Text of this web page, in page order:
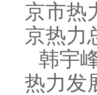
京市热
京热力
韩宇
热力发